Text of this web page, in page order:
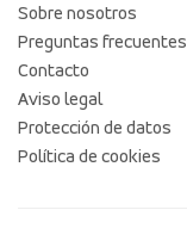
Sobre nosotros
Preguntas frecuentes
Contacto
Aviso legal
Protección de datos
Política de cookies